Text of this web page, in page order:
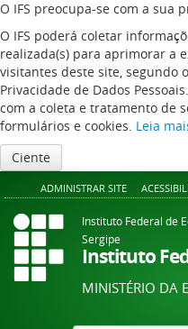
O IFS preocupa-se com a sua
O IFS poderá coletar
realizada(s) para aprimorar a
visitantes deste site, segundo
Privacidade de Dados
com a coleta e tratamento de
formulários e cookies. Leia
Ciente
ADMINISTRAR SITE
Instituto Federal de
Sergipe
Instituto
MINISTÉRIO DA